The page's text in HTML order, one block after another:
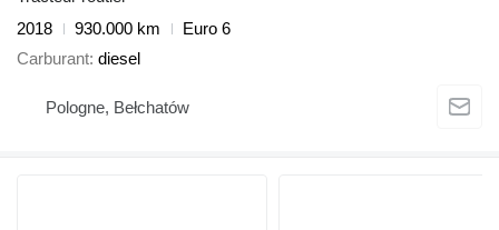
2018
930.000 km
Euro 6
Carburant diesel
Pologne, Bełchatów